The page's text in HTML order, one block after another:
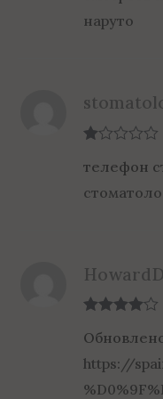
of 5
наруто
at
1
телефон
out of 5
https://